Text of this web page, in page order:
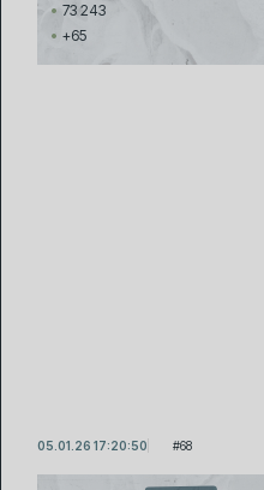
73 243
+65
68
05.01.26 17:20:50